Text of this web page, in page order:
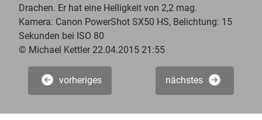
Drachen. Er hat eine Helligkeit von 2,2 mag.
Kamera: Canon PowerShot SX50 HS, Belichtung: 15
Sekunden bei ISO 80
© Michael Kettler 22.04.2015 21:55
vorheriges nächstes